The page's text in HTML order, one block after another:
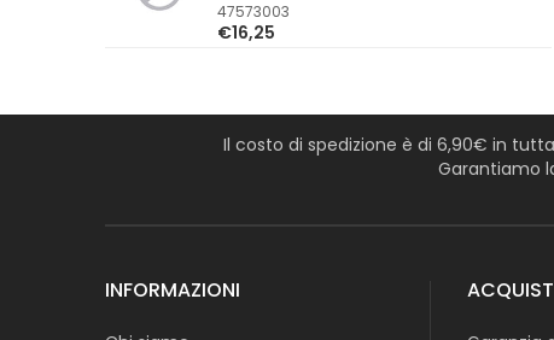
47573003
€16,25
Il costo di spedizione è di 6,90€ in
Garantiamo
INFORMAZIONI